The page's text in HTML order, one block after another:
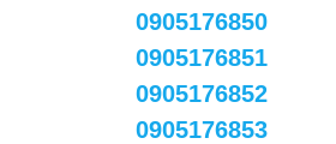
0905176850
0905176851
0905176852
0905176853